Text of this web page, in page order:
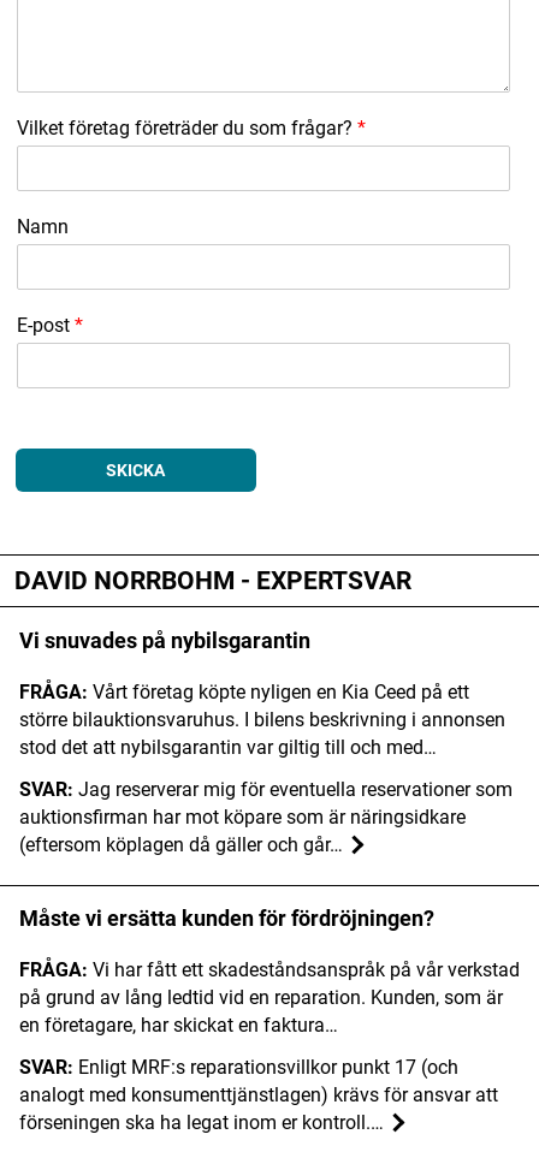
Vilket företag företräder du som frågar? *
Namn
E-post *
SKICKA
DAVID NORRBOHM - EXPERTSVAR
Vi snuvades på nybilsgarantin
FRÅGA: Vårt företag köpte nyligen en Kia Ceed på ett
större bilauktionsvaruhus. I bilens beskrivning i annonsen
stod det att nybilsgarantin var giltig till och med…
SVAR: Jag reserverar mig för eventuella reservationer som
auktionsfirman har mot köpare som är näringsidkare
(eftersom köplagen då gäller och går…
Måste vi ersätta kunden för fördröjningen?
FRÅGA: Vi har fått ett skadeståndsanspråk på vår verkstad
på grund av lång ledtid vid en reparation. Kunden, som är
en företagare, har skickat en faktura…
SVAR: Enligt MRF:s reparationsvillkor punkt 17 (och
analogt med konsumenttjänstlagen) krävs för ansvar att
förseningen ska ha legat inom er kontroll.…